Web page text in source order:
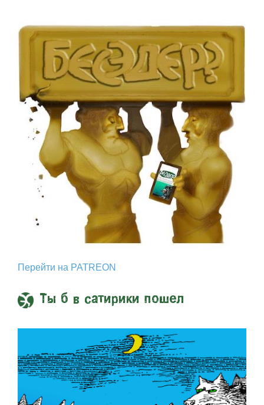
Перейти на PATREON
Ты б в сатирики пошел